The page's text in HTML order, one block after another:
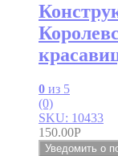
0 из 5
(0)
SKU: 10433
150.00Р
Уведомить о